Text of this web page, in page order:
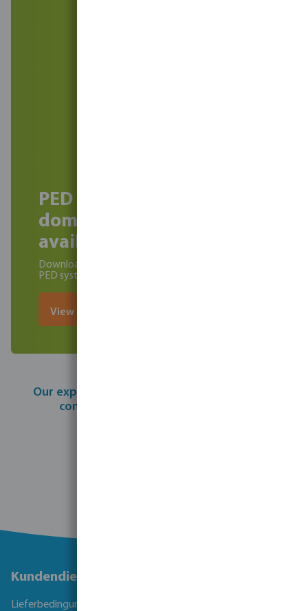
PED system brochure for
domestic applications is
available now
Download your copy to find out more about the
PED system and integrating it into your schemes
View and download the brochure
Our expert Scott Parry can help realise your
complete PED system installation.
Kundendienst
Lieferbedingungen